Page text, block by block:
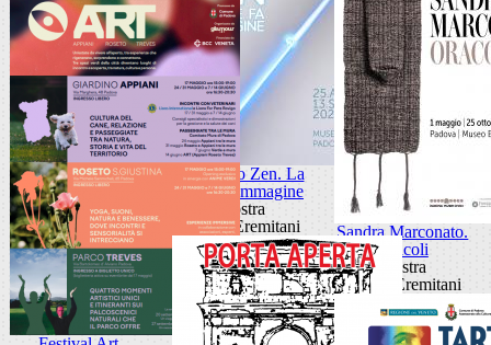
Giancarlo Zen. La
luce fa l'immagine
Mostra
Museo Eremitani
Sandra Marconato.
Oracoli
Mostra
Museo Eremitani